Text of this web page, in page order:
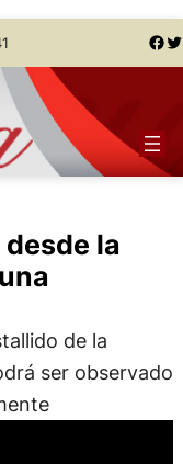
Facebook Twitter
la
de la
ser observado